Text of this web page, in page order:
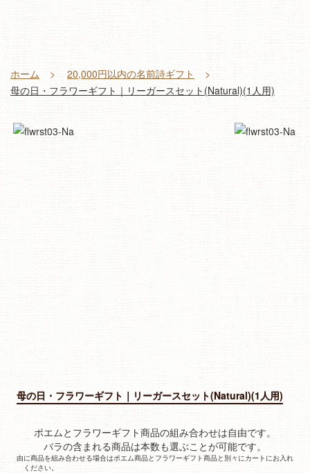
ホーム
20,000円以内の名前詩ギフト
母の日・フラワーギフト｜リーガースセット(Natural)(1人用)
母の日・フラワーギフト｜リーガースセット(Natural)(1人用)
ポエムとフラワーギフト商品の組み合わせは自由です。
バラの含まれる商品は本数も選ぶことが可能です。
由に商品を組み合わせる場合はポエム商品とフラワーギフト商品と別々にカートにお入れ
ください。